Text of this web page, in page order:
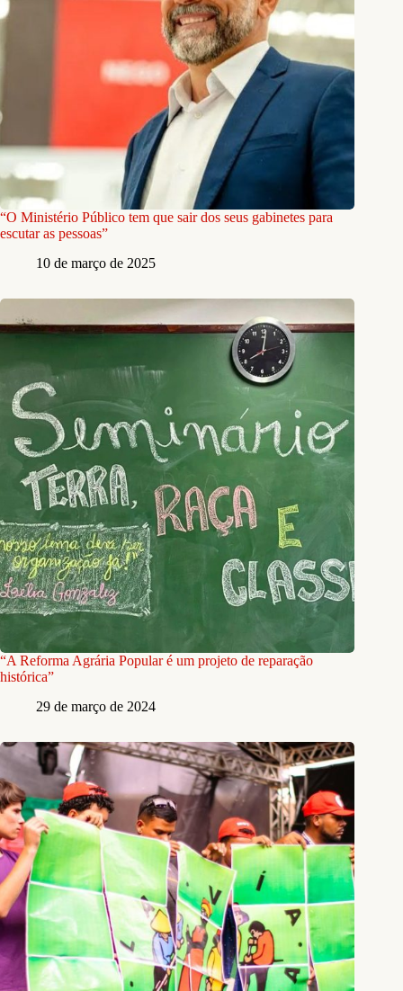
“O Ministério Público tem que sair dos seus gabinetes para
escutar as pessoas”
10 de março de 2025
“A Reforma Agrária Popular é um projeto de reparação
histórica”
29 de março de 2024